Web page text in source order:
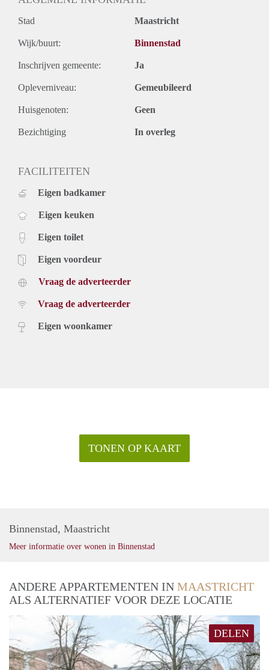
Stad Maastricht
Wijk/buurt: Binnenstad
Inschrijven gemeente: Ja
Opleverniveau: Gemeubileerd
Huisgenoten: Geen
Bezichtiging In overleg
FACILITEITEN
Eigen badkamer
Eigen keuken
Eigen toilet
Eigen voordeur
Vraag de adverteerder
Vraag de adverteerder
Eigen woonkamer
TONEN OP KAART
Binnenstad, Maastricht
Meer informatie over wonen in Binnenstad
ANDERE APPARTEMENTEN IN MAASTRICHT
ALS ALTERNATIEF VOOR DEZE LOCATIE
DELEN